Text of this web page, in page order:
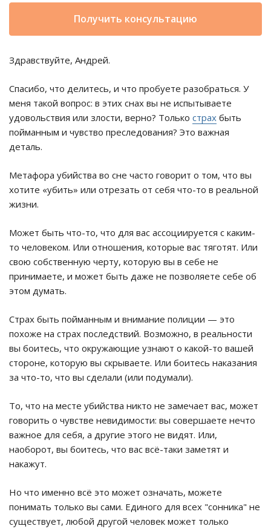
Получить консультацию
Здравствуйте, Андрей.
Спасибо, что делитесь, и что пробуете разобраться. У
меня такой вопрос: в этих снах вы не испытываете
удовольствия или злости, верно? Только страх быть
пойманным и чувство преследования? Это важная
деталь.
Метафора убийства во сне часто говорит о том, что вы
хотите «убить» или отрезать от себя что-то в реальной
жизни.
Может быть что-то, что для вас ассоциируется с каким-
то человеком. Или отношения, которые вас тяготят. Или
свою собственную черту, которую вы в себе не
принимаете, и может быть даже не позволяете себе об
этом думать.
Страх быть пойманным и внимание полиции — это
похоже на страх последствий. Возможно, в реальности
вы боитесь, что окружающие узнают о какой-то вашей
стороне, которую вы скрываете. Или боитесь наказания
за что-то, что вы сделали (или подумали).
То, что на месте убийства никто не замечает вас, может
говорить о чувстве невидимости: вы совершаете нечто
важное для себя, а другие этого не видят. Или,
наоборот, вы боитесь, что вас всё-таки заметят и
накажут.
Но что именно всё это может означать, можете
понимать только вы сами. Единого для всех "сонника" не
существует, любой другой человек может только